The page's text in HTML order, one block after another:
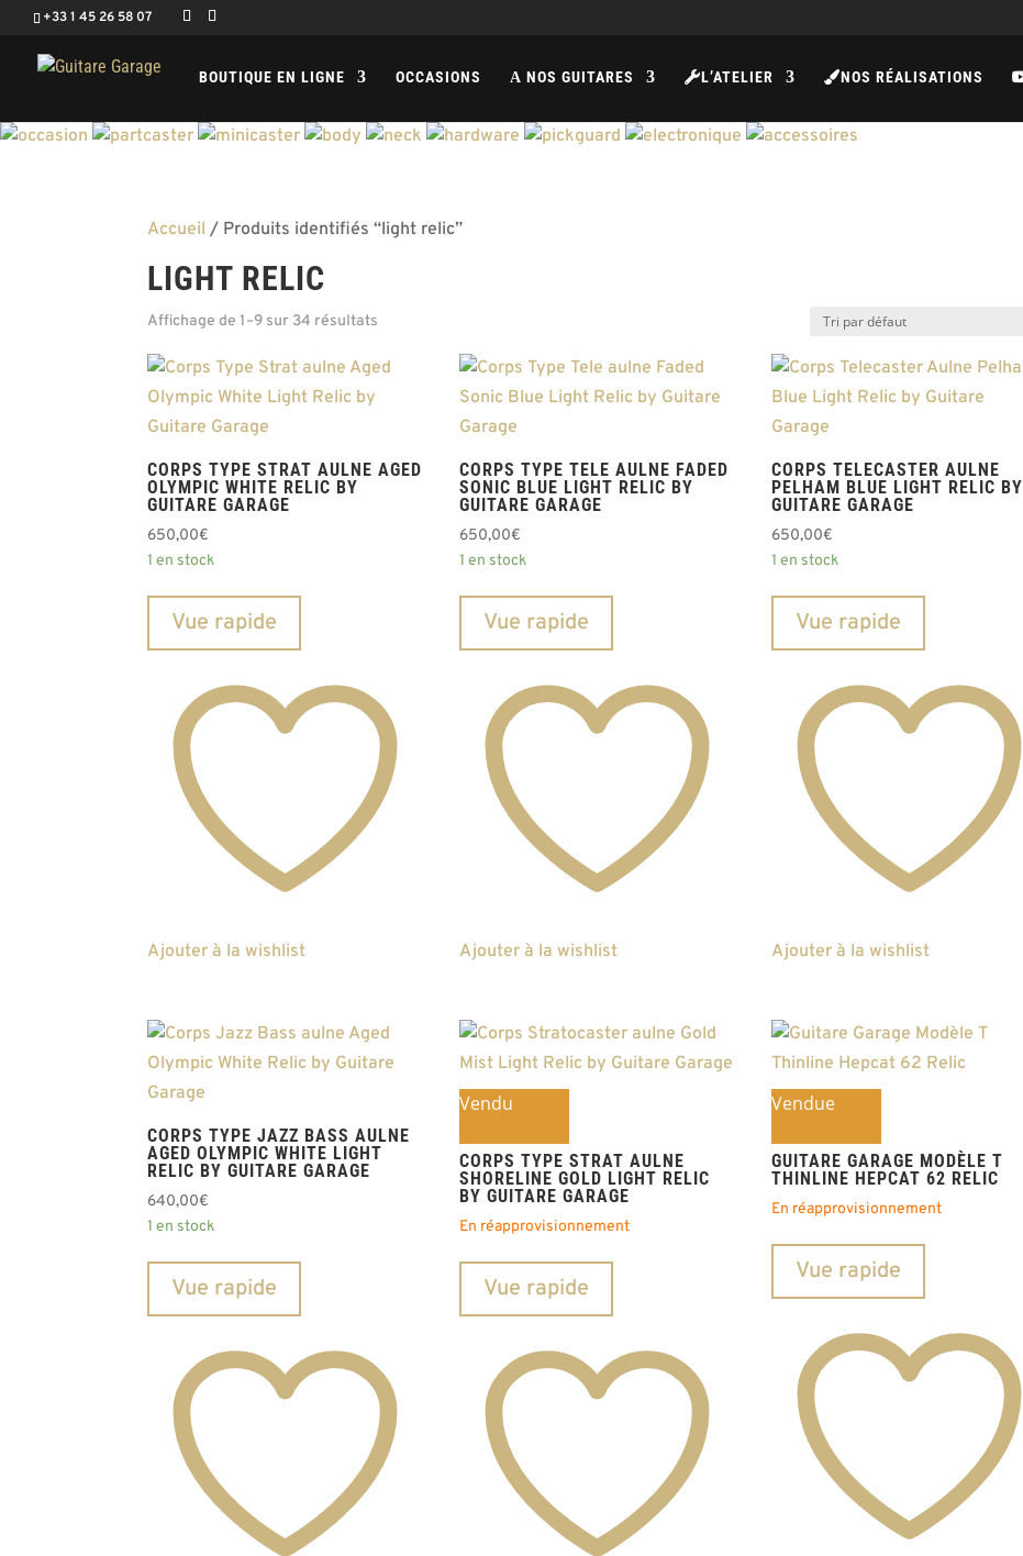
+33 1 45 26 58 07
BOUTIQUE EN LIGNE OCCASIONS A NOS GUITARES L’ATELIER NOS RÉALISATIONS
Accueil / Produits identifiés “light relic”
LIGHT RELIC
Affichage de 1–9 sur 34 résultats
CORPS TYPE STRAT AULNE AGED
OLYMPIC WHITE RELIC BY
GUITARE GARAGE
650,00€
1 en stock
Vue rapide
Ajouter à la wishlist
CORPS TYPE TELE AULNE FADED
SONIC BLUE LIGHT RELIC BY
GUITARE GARAGE
650,00€
1 en stock
Vue rapide
Ajouter à la wishlist
CORPS TELECASTER AULNE
PELHAM BLUE LIGHT RELIC BY
GUITARE GARAGE
650,00€
1 en stock
Vue rapide
Ajouter à la wishlist
CORPS TYPE JAZZ BASS AULNE
AGED OLYMPIC WHITE LIGHT
RELIC BY GUITARE GARAGE
640,00€
1 en stock
Vue rapide
Vendu
CORPS TYPE STRAT AULNE
SHORELINE GOLD LIGHT RELIC
BY GUITARE GARAGE
En réapprovisionnement
Vue rapide
Vendue
GUITARE GARAGE MODÈLE T
THINLINE HEPCAT 62 RELIC
En réapprovisionnement
Vue rapide